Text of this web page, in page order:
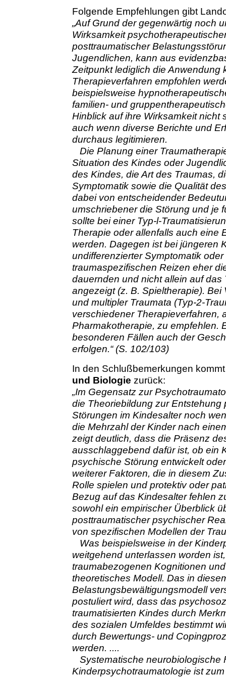
Folgende Empfehlungen gibt
„Auf Grund der gegenwärtig noch
Wirksamkeit
posttraumatischer
Jugendlichen, kann aus
Zeitpunkt lediglich die Anwendung
Therapieverfahren empfohlen
beispielsweise
familien- und
Hinblick auf ihre Wirksamkeit nicht
auch wenn diverse Berichte und
durchaus legitimieren.
Die Planung einer
Situation des Kindes oder
des Kindes, die Art des Traumas,
Symptomatik sowie die Qualität
dabei von entscheidender
umschriebener die Störung und je
sollte bei einer Typ-l-
Therapie oder allenfalls auch eine
werden. Dagegen ist bei jüngeren
undifferenzierter Symptomatik
traumaspezifischen Reizen eher
dauernden und nicht allein auf
angezeigt (z. B. Spieltherapie).
und multipler Traumata (Typ-2-
verschiedener Therapieverfahren,
Pharmakotherapie, zu empfehlen.
besonderen Fällen auch der
erfolgen.“ (S. 102/103)
In den Schlußbemerkungen
und Biologie zurück:
„Im Gegensatz zur
die Theoriebildung zur
Störungen im Kindesalter noch
die Mehrzahl der Kinder nach
zeigt deutlich, dass die Präsenz
ausschlaggebend dafür ist, ob ein
psychische Störung entwickelt
weiterer Faktoren, die in diesem
Rolle spielen und protektiv oder
Bezug auf das Kindesalter fehlen
sowohl ein empirischer Überblick
posttraumatischer psychischer
von spezifischen Modellen der
Was beispielsweise in der
weitgehend unterlassen worden
traumabezogenen Kognitionen
theoretisches Modell. Das in
Belastungsbewältigungsmodell
postuliert wird, dass das
traumatisierten Kindes durch
des sozialen Umfeldes bestimmt
durch Bewertungs- und
werden. ....
Systematische neurobiologische
Kinderpsychotraumatologie ist